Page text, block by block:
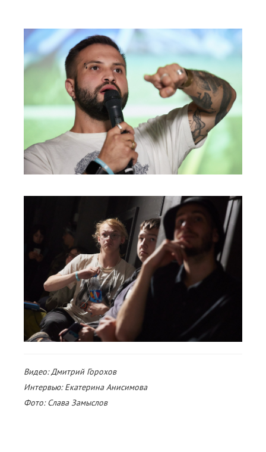
Видео: Дмитрий Горохов
Интервью: Екатерина Анисимова
Фото: Слава Замыслов